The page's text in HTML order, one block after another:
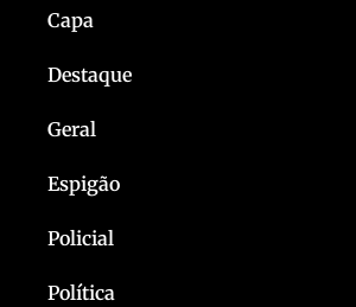
Capa
Destaque
Geral
Espigão
Policial
Política